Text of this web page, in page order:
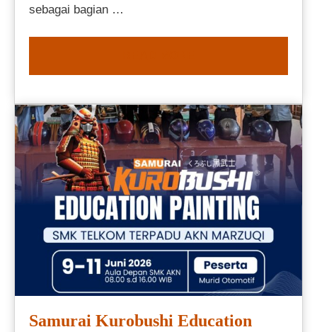
sebagai bagian …
Samurai Kurobushi Education